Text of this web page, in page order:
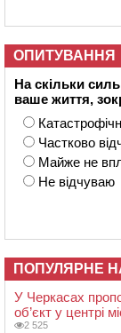
ОПИТУВАННЯ
На скільки
ваше життя,
Частково
Майже не
Не відчуваю
ПОПУЛЯРНЕ
У Черкасах
об’єкт у центрі
2 525